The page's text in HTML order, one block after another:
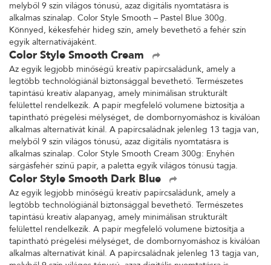
melyből 9 szín világos tónusú, azaz digitális nyomtatásra is
alkalmas színalap. Color Style Smooth – Pastel Blue 300g.
Könnyed, kékesfehér hideg szín, amely bevethető a fehér szín
egyik alternatívájaként.
Color Style Smooth Cream
Az egyik legjobb minőségű kreatív papírcsaládunk, amely a
legtöbb technológiánál biztonsággal bevethető. Természetes
tapintású kreatív alapanyag, amely minimálisan strukturált
felülettel rendelkezik. A papír megfelelő volumene biztosítja a
tapintható prégelési mélységet, de dombornyomáshoz is kiválóan
alkalmas alternatívát kínál. A papírcsaládnak jelenleg 13 tagja van,
melyből 9 szín világos tónusú, azaz digitális nyomtatásra is
alkalmas színalap. Color Style Smooth Cream 300g: Enyhén
sárgásfehér színű papír, a paletta egyik világos tónusú tagja.
Color Style Smooth Dark Blue
Az egyik legjobb minőségű kreatív papírcsaládunk, amely a
legtöbb technológiánál biztonsággal bevethető. Természetes
tapintású kreatív alapanyag, amely minimálisan strukturált
felülettel rendelkezik. A papír megfelelő volumene biztosítja a
tapintható prégelési mélységet, de dombornyomáshoz is kiválóan
alkalmas alternatívát kínál. A papírcsaládnak jelenleg 13 tagja van,